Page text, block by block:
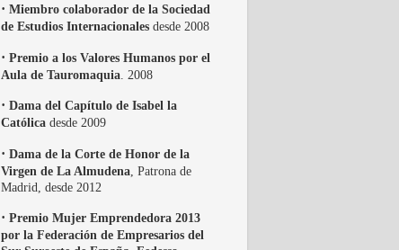
· Miembro colaborador de la Sociedad
de Estudios Internacionales desde 2008
· Premio a los Valores Humanos por el
Aula de Tauromaquia . 2008
· Dama del Capítulo de Isabel la
Católica desde 2009
· Dama de la Corte de Honor de la
Virgen de La Almudena , Patrona de
Madrid, desde 2012
· Premio Mujer Emprendedora 2013
por la Federación de Empresarios del